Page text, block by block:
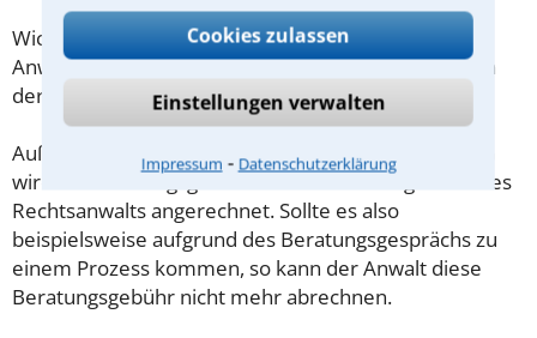
Cookies zulassen
Einstellungen verwalten
Impressum ⁃ Datenschutzerklärung
Wichtig daher: Klären Sie die Kostenfrage mit Ihrem
Anwalt aus Ludwigshafen am Rhein schon zu Beginn
der ersten Beratung.
Außerdem gut zu wissen: Gemäß § 34 Absatz 2 RVG
wird die Beratungsgebühr auf weitere Tätigkeiten des
Rechtsanwalts angerechnet. Sollte es also
beispielsweise aufgrund des Beratungsgesprächs zu
einem Prozess kommen, so kann der Anwalt diese
Beratungsgebühr nicht mehr abrechnen.